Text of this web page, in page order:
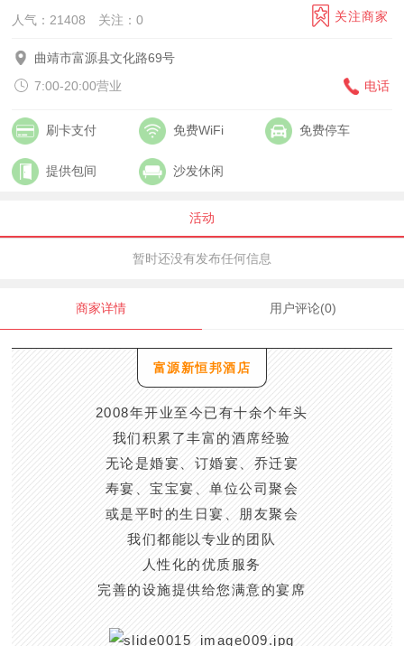
人气：21408 关注： 0 关注商家
曲靖市富源县文化路69号
电话
7:00-20:00营业
刷卡支付 免费WiFi 免费停车
提供包间 沙发休闲
活动
暂时还没有发布任何信息
商家详情 用户评论(0)
富源新恒邦酒店
2008年开业至今已有十余个年头
我们积累了丰富的酒席经验
无论是婚宴、订婚宴、乔迁宴
寿宴、宝宝宴、单位公司聚会
或是平时的生日宴、朋友聚会
我们都能以专业的团队
人性化的优质服务
完善的设施提供给您满意的宴席